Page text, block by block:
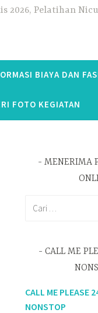
2026, Pelatihan
BIAYA DAN
FOTO KEGIATAN
MENERIMA
t
u
CALL ME
CALL ME PLEASE
NONSTOP